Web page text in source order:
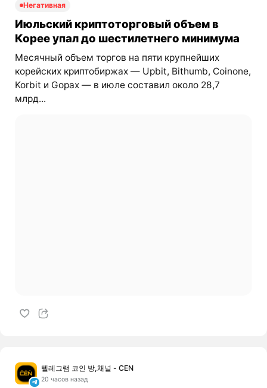
Негативная
Июльский криптоторговый объем в
Корее упал до шестилетнего минимума
Месячный объем торгов на пяти крупнейших
корейских криптобиржах — Upbit, Bithumb, Coinone,
Korbit и Gopax — в июле составил около 28,7
млрд...
텔레그램 코인 방,채널 - CEN
20 часов назад